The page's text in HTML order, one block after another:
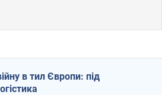
в тил Європи: під